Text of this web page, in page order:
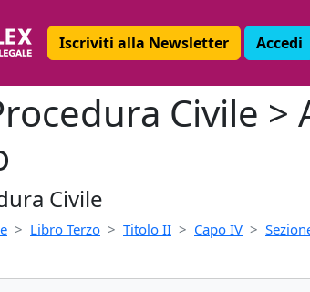
Iscriviti alla Newsletter Accedi
Civile
Civile
Libro Terzo Titolo II Capo IV